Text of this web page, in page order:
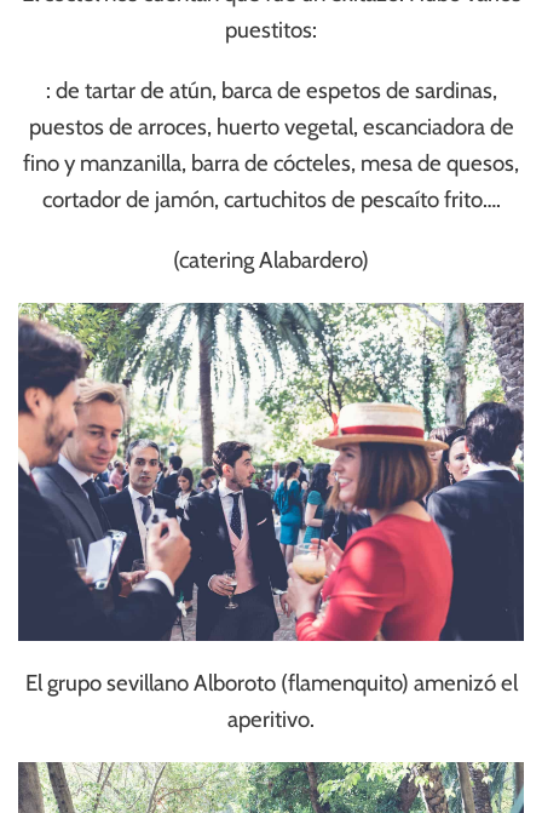
puestitos:
: de tartar de atún, barca de espetos de sardinas,
puestos de arroces, huerto vegetal, escanciadora de
fino y manzanilla, barra de cócteles, mesa de quesos,
cortador de jamón, cartuchitos de pescaíto frito….
(catering Alabardero)
El grupo sevillano Alboroto (flamenquito) amenizó el
aperitivo.